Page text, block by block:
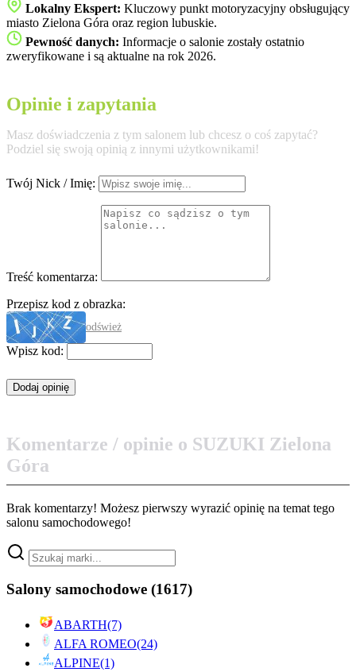
Lokalny Ekspert: Kluczowy punkt motoryzacyjny obsługujący
miasto Zielona Góra oraz region lubuskie.
Pewność danych: Informacje o salonie zostały ostatnio
zweryfikowane i są aktualne na rok 2026.
Opinie i zapytania
Masz doświadczenia z tym salonem lub chcesz o coś zapytać?
Podziel się swoją opinią z innymi użytkownikami!
Twój Nick / Imię:
Treść komentarza:
Przepisz kod z obrazka:
odśwież
Wpisz kod:
Komentarze / opinie o SUZUKI Zielona
Góra
Brak komentarzy! Możesz pierwszy wyrazić opinię na temat tego
salonu samochodowego!
Salony samochodowe (1617)
ABARTH(7)
ALFA ROMEO(24)
ALPINE(1)